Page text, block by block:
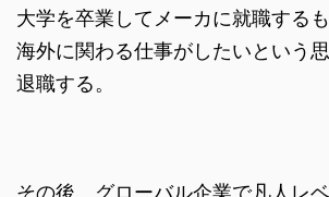
大学を卒業してメーカに就職するも
海外に関わる仕事がしたいという
退職する。
その後、グローバル企業で凡人レ